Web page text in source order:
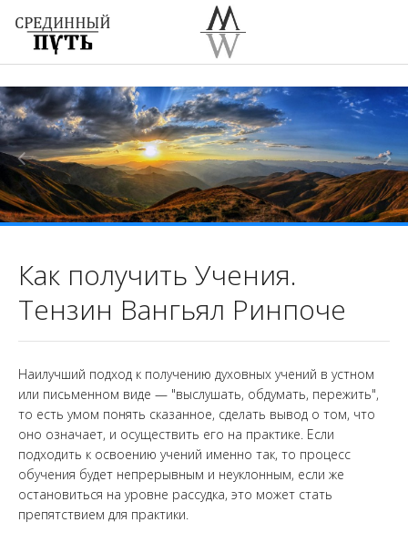
Как получить Учения.
Тензин Вангьял Ринпоче
Наилучший подход к получению духовных учений в устном
или письменном виде — "выслушать, обдумать, пережить",
то есть умом понять сказанное, сделать вывод о том, что
оно означает, и осуществить его на практике. Если
подходить к освоению учений именно так, то процесс
обучения будет непрерывным и неуклонным, если же
остановиться на уровне рассудка, это может стать
препятствием для практики.